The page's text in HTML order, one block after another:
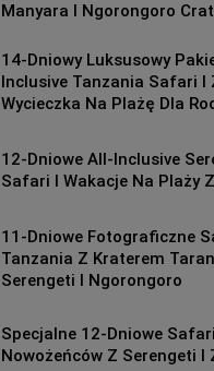
Manyara I Ngorongoro
14-Dniowy Luksusowy
Inclusive Tanzania Safari I
Wycieczka Na Plażę Dla
12-Dniowe All-Inclusive
Safari I Wakacje Na Plaży
11-Dniowe Fotograficzne
Tanzania Z Kraterem
Serengeti I Ngorongoro
Specjalne 12-Dniowe
Nowożeńców Z Serengeti I